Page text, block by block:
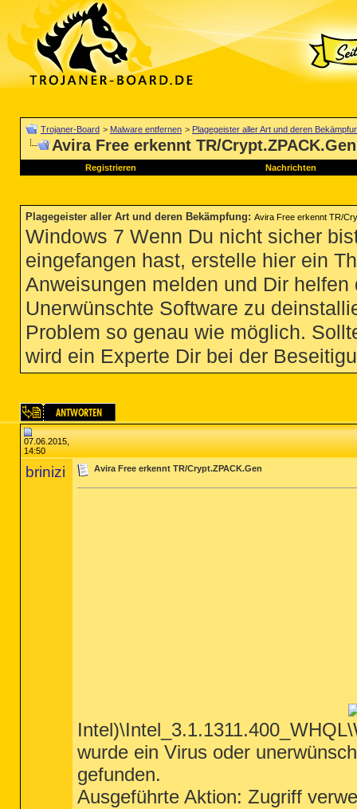
Trojaner-Board > Malware entfernen > Plagegeister aller Art und deren
Avira Free erkennt TR/Crypt.ZPACK.Gen
Registrieren Nachrichten
Plagegeister aller Art und deren Bekämpfung: Avira Free erkennt TR/
Windows 7 Wenn Du nicht sicher
eingefangen hast, erstelle hier ein
Anweisungen melden und Dir
Unerwünschte Software zu
Problem so genau wie möglich.
wird ein Experte Dir bei der
07.06.2015,
14:50
brinizi Avira Free erkennt TR/Crypt.ZPACK.Gen
wurde ein Virus oder
gefunden.
Ausgeführte Aktion: Zugriff